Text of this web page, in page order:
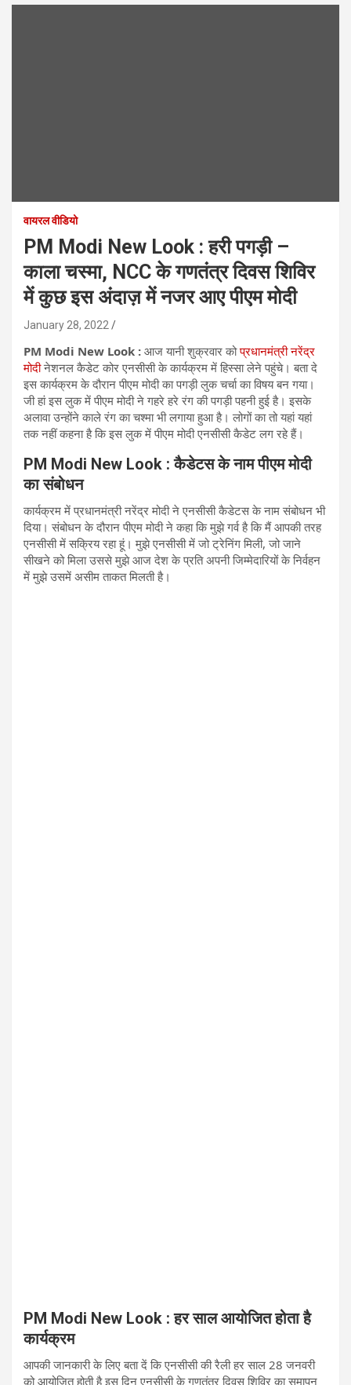
वायरल वीडियो
PM Modi New Look : हरी पगड़ी –
काला चस्मा, NCC के गणतंत्र दिवस शिविर
में कुछ इस अंदाज़ में नजर आए पीएम मोदी
January 28, 2022
PM Modi New Look : आज यानी शुक्रवार कोप्रधानमंत्री नरेंद्र
मोदीनेशनल कैडेट कोर एनसीसी के कार्यक्रम में हिस्सा लेने पहुंचे। बता दे
इस कार्यक्रम के दौरान पीएम मोदी का पगड़ी लुक चर्चा का विषय बन गया।
जी हां इस लुक में पीएम मोदी ने गहरे हरे रंग की पगड़ी पहनी हुई है। इसके
अलावा उन्होंने काले रंग का चश्मा भी लगाया हुआ है। लोगों का तो यहां यहां
तक नहीं कहना है कि इस लुक में पीएम मोदी एनसीसी कैडेट लग रहे हैं।
PM Modi New Look : कैडेटस के नाम पीएम मोदी
का संबोधन
कार्यक्रम में प्रधानमंत्री नरेंद्र मोदी ने एनसीसी कैडेटस के नाम संबोधन भी
दिया। संबोधन के दौरान पीएम मोदी ने कहा कि मुझे गर्व है कि मैं आपकी तरह
एनसीसी में सक्रिय रहा हूं। मुझे एनसीसी में जो ट्रेनिंग मिली, जो जाने
सीखने को मिला उससे मुझे आज देश के प्रति अपनी जिम्मेदारियों के निर्वहन
में मुझे उसमें असीम ताकत मिलती है।
PM Modi New Look : हर साल आयोजित होता है
कार्यक्रम
आपकी जानकारी के लिए बता दें कि एनसीसी की रैली हर साल 28 जनवरी
को आयोजित होती है इस दिन एनसीसी के गणतंत्र दिवस शिविर का समापन